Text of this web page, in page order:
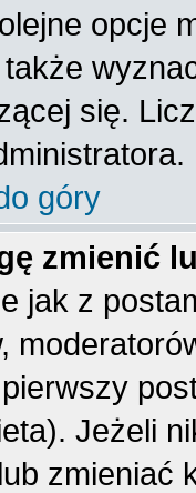
opcje
się.
góry
zmienić
jak z
Jeżeli
zmieniać